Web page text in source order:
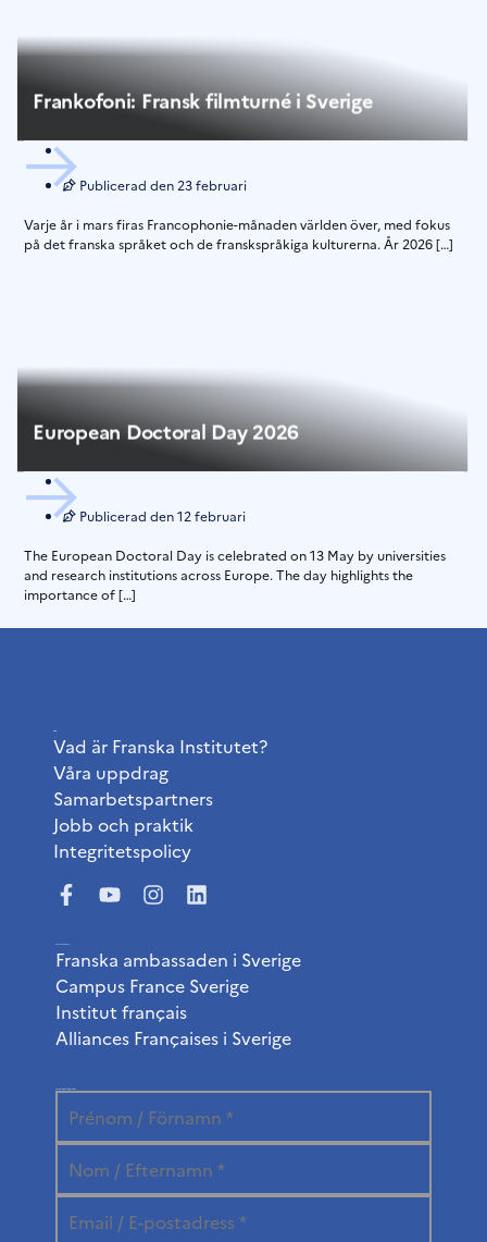
Frankofoni: Fransk filmturné i Sverige
Publicerad den 23 februari
Varje år i mars firas Francophonie-månaden världen över, med fokus
på det franska språket och de franskspråkiga kulturerna. År 2026 […]
European Doctoral Day 2026
Publicerad den12 februari
The European Doctoral Day is celebrated on 13 May by universities
and research institutions across Europe. The day highlights the
importance of […]
Vad är Franska Institutet?
Våra uppdrag
Samarbetspartners
Jobb och praktik
Integritetspolicy
Franska ambassaden i Sverige
Campus France Sverige
Institut français
Alliances Françaises i Sverige